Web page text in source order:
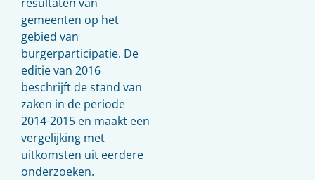
gemeenten op het
gebied van
burgerparticipatie. De
editie van 2016
beschrijft de stand van
zaken in de periode
2014-2015 en maakt een
vergelijking met
uitkomsten uit eerdere
onderzoeken.